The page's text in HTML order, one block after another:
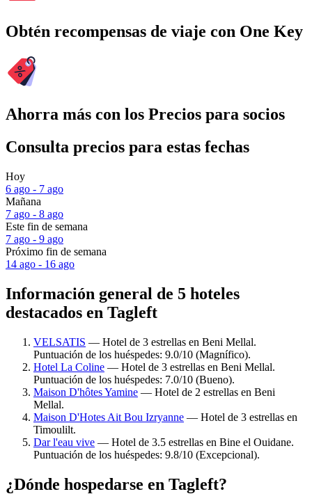
Obtén recompensas de viaje con One Key
Ahorra más con los Precios para socios
Consulta precios para estas fechas
Hoy
6 ago - 7 ago
Mañana
7 ago - 8 ago
Este fin de semana
7 ago - 9 ago
Próximo fin de semana
14 ago - 16 ago
Información general de 5 hoteles
destacados en Tagleft
VELSATIS — Hotel de 3 estrellas en Beni Mellal.
Puntuación de los huéspedes: 9.0/10 (Magnífico).
Hotel La Coline — Hotel de 3 estrellas en Beni Mellal.
Puntuación de los huéspedes: 7.0/10 (Bueno).
Maison D'hôtes Yamine — Hotel de 2 estrellas en Beni
Mellal.
Maison D'Hotes Ait Bou Izryanne — Hotel de 3 estrellas en
Timoulilt.
Dar l'eau vive — Hotel de 3.5 estrellas en Bine el Ouidane.
Puntuación de los huéspedes: 9.8/10 (Excepcional).
¿Dónde hospedarse en Tagleft?